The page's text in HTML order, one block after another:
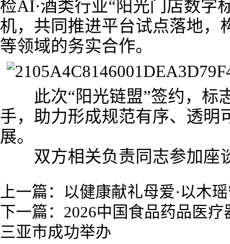
检AI·酒类行业“阳光门店数字
机，共同推进平台试点落地，
等领域的务实合作。
此次“阳光链盟”签约，标
手，助力形成规范有序、透明
展。
双方相关负责同志参加座
上一篇： 以健康献礼母爱·以木
下一篇： 2026中国食品药品医
三亚市成功举办